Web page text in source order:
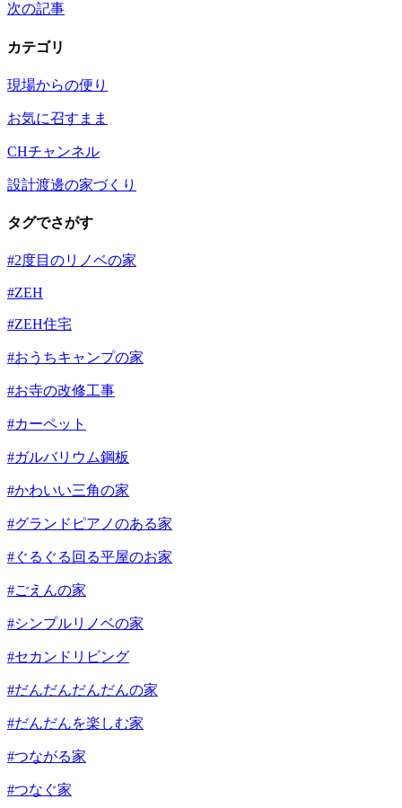
次の記事
カテゴリ
現場からの便り
お気に召すまま
CHチャンネル
設計渡邊の家づくり
タグでさがす
#2度目のリノベの家
#ZEH
#ZEH住宅
#おうちキャンプの家
#お寺の改修工事
#カーペット
#ガルバリウム鋼板
#かわいい三角の家
#グランドピアノのある家
#ぐるぐる回る平屋のお家
#ごえんの家
#シンプルリノベの家
#セカンドリビング
#だんだんだんだんの家
#だんだんを楽しむ家
#つながる家
#つなぐ家